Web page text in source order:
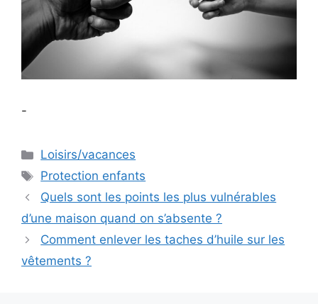
-
Catégories
Loisirs/vacances
Étiquettes
Protection enfants
Quels sont les points les plus vulnérables
d’une maison quand on s’absente ?
Comment enlever les taches d’huile sur les
vêtements ?